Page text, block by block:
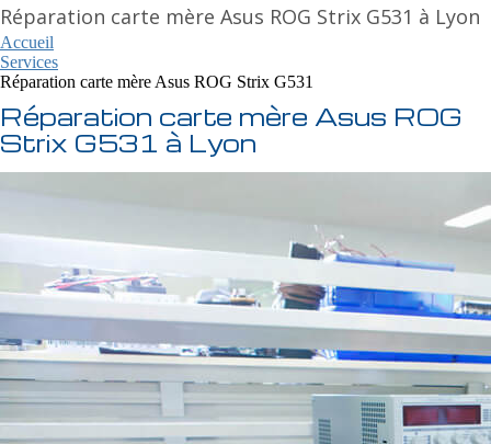
Réparation carte mère Asus ROG Strix G531 à Lyon
Accueil
Services
Réparation carte mère Asus ROG Strix G531
Réparation carte mère Asus ROG
Strix G531 à Lyon